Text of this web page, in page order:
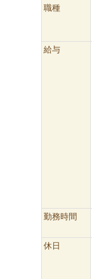
職種
給与
勤務時間
休日